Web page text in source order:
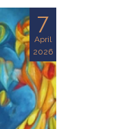
7
April
2026